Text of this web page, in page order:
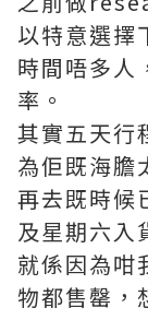
以特意選擇
時間唔多人
率。
其實五天行
為佢既海
再去既時候
及星期六入
就係因為咁
物都售罄，